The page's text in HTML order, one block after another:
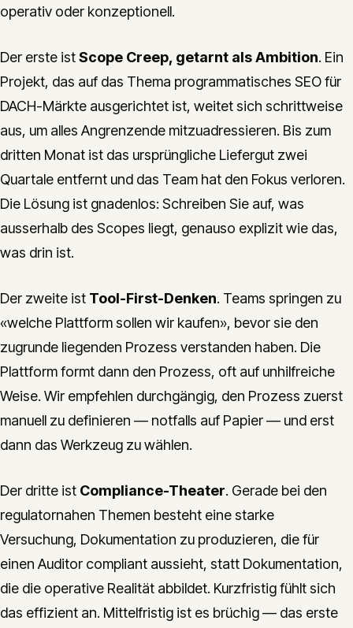
operativ oder konzeptionell.
Der erste istScope Creep, getarnt als Ambition. Ein
Projekt, das auf das Thema programmatisches SEO für
DACH-Märkte ausgerichtet ist, weitet sich schrittweise
aus, um alles Angrenzende mitzuadressieren. Bis zum
dritten Monat ist das ursprüngliche Liefergut zwei
Quartale entfernt und das Team hat den Fokus verloren.
Die Lösung ist gnadenlos: Schreiben Sie auf, was
ausserhalb des Scopes liegt, genauso explizit wie das,
was drin ist.
Der zweite ist Tool-First-Denken. Teams springen zu
«welche Plattform sollen wir kaufen», bevor sie den
zugrunde liegenden Prozess verstanden haben. Die
Plattform formt dann den Prozess, oft auf unhilfreiche
Weise. Wir empfehlen durchgängig, den Prozess zuerst
manuell zu definieren — notfalls auf Papier — und erst
dann das Werkzeug zu wählen.
Der dritte ist Compliance-Theater. Gerade bei den
regulatornahen Themen besteht eine starke
Versuchung, Dokumentation zu produzieren, die für
einen Auditor compliant aussieht, statt Dokumentation,
die die operative Realität abbildet. Kurzfristig fühlt sich
das effizient an. Mittelfristig ist es brüchig — das erste